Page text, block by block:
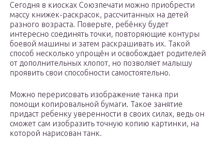
Сегодня в киосках Союзпечати можно приобрести
массу книжек-раскрасок, рассчитанных на детей
разного возраста. Поверьте, ребёнку будет
интересно соединять точки, повторяющие контуры
боевой машины и затем раскрашивать их. Такой
способ несколько упрощён и освобождает родителей
от дополнительных хлопот, но позволяет малышу
проявить свои способности самостоятельно.
Можно перерисовать изображение танка при
помощи копировальной бумаги. Такое занятие
придаст ребенку уверенности в своих силах, ведь он
сможет сам изобразить точную копию картинки, на
которой нарисован танк.